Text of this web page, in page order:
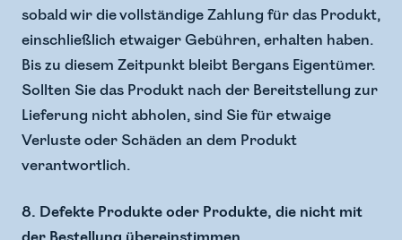
sobald wir die vollständige Zahlung für das Produkt,
einschließlich etwaiger Gebühren, erhalten haben.
Bis zu diesem Zeitpunkt bleibt Bergans Eigentümer.
Sollten Sie das Produkt nach der Bereitstellung zur
Lieferung nicht abholen, sind Sie für etwaige
Verluste oder Schäden an dem Produkt
verantwortlich.
8. Defekte Produkte oder Produkte, die nicht mit